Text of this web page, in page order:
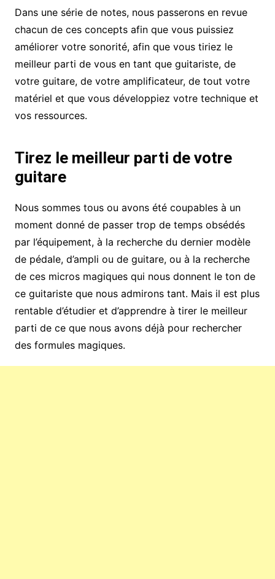
Dans une série de notes, nous passerons en revue
chacun de ces concepts afin que vous puissiez
améliorer votre sonorité, afin que vous tiriez le
meilleur parti de vous en tant que guitariste, de
votre guitare, de votre amplificateur, de tout votre
matériel et que vous développiez votre technique et
vos ressources.
Tirez le meilleur parti de votre
guitare
Nous sommes tous ou avons été coupables à un
moment donné de passer trop de temps obsédés
par l’équipement, à la recherche du dernier modèle
de pédale, d’ampli ou de guitare, ou à la recherche
de ces micros magiques qui nous donnent le ton de
ce guitariste que nous admirons tant. Mais il est plus
rentable d’étudier et d’apprendre à tirer le meilleur
parti de ce que nous avons déjà pour rechercher
des formules magiques.